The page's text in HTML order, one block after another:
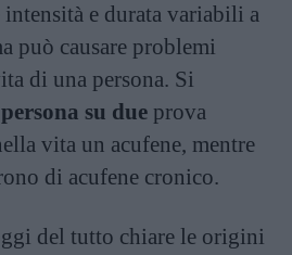
e durata variabili a
può causare problemi
di una persona. Si
su due prova
vita un acufene, mentre
di acufene cronico.
del tutto chiare le origini